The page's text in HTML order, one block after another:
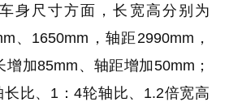
身尺寸方面，长宽高分别为
、1650mm，轴距2990mm，
加85mm、轴距增加50mm；
比、1：4轮轴比、1.2倍宽高